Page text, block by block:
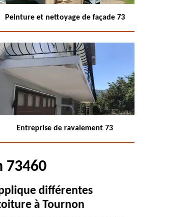
Peinture et nettoyage de façade 73
Entreprise de ravalement 73
73460
différentes
à Tournon